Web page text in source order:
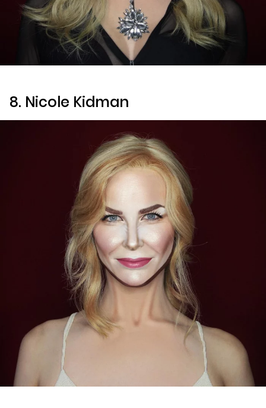
8. Nicole Kidman